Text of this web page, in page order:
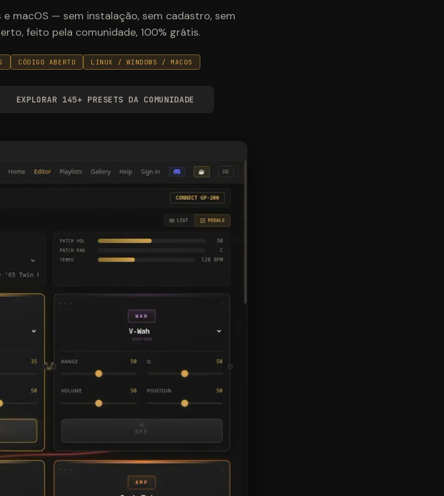
e macOS — sem instalação, sem cadastro, sem
feito pela comunidade, 100% grátis.
CÓDIGO ABERTO LINUX / WINDOWS / MACOS
EXPLORAR 145+ PRESETS DA COMUNIDADE